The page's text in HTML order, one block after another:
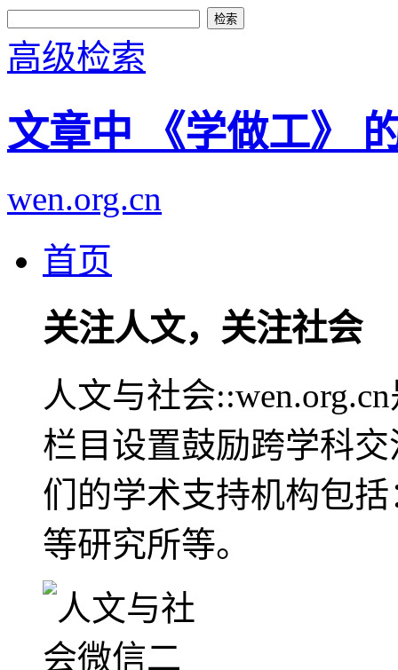
高级检索
文章中 《学做工》
wen.org.cn
首页
关注人文，关注社会
人文与社会
栏目设置鼓励跨学科
们的学术支持机构包
等研究所等。